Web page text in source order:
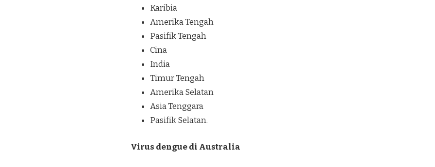
Karibia
Amerika Tengah
Pasifik Tengah
Cina
India
Timur Tengah
Amerika Selatan
Asia Tenggara
Pasifik Selatan.
Virus dengue di Australia